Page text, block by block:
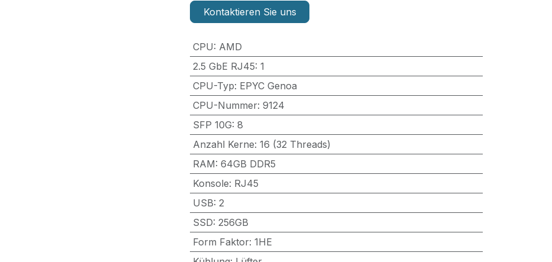
Kontaktieren Sie uns
CPU: AMD
2.5 GbE RJ45: 1
CPU-Typ: EPYC Genoa
CPU-Nummer: 9124
SFP 10G: 8
Anzahl Kerne: 16 (32 Threads)
RAM: 64GB DDR5
Konsole: RJ45
USB: 2
SSD: 256GB
Form Faktor: 1HE